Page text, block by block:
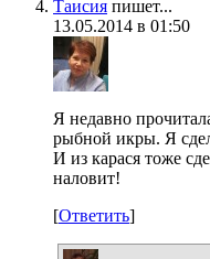
Таисия пишет...
13.05.2014 в 01:50
Я недавно
рыбной икры. Я
И из карася тоже
наловит!
[Ответить]